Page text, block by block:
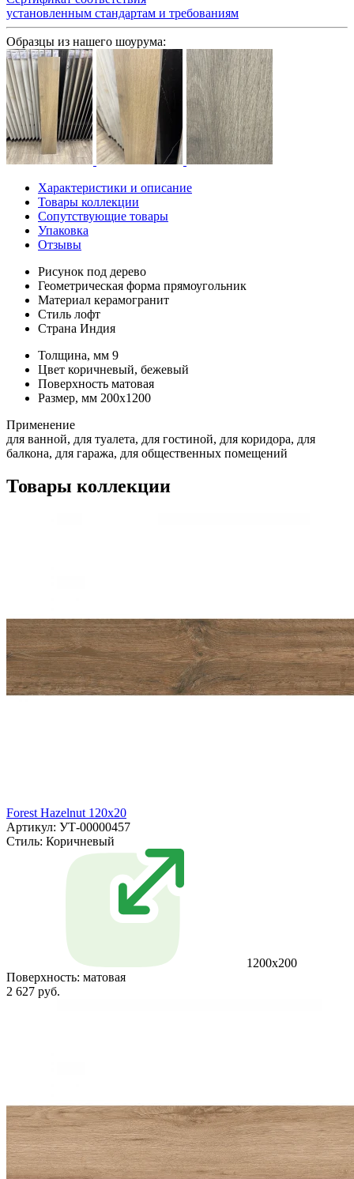
установленным стандартам и требованиям
Образцы из нашего шоурума:
Характеристики и описание
Товары коллекции
Сопутствующие товары
Упаковка
Отзывы
Рисунок под дерево
Геометрическая форма прямоугольник
Материал керамогранит
Стиль лофт
Страна Индия
Толщина, мм 9
Цвет коричневый, бежевый
Поверхность матовая
Размер, мм 200x1200
Применение
для ванной, для туалета, для гостиной, для коридора, для
балкона, для гаража, для общественных помещений
Товары коллекции
Forest Hazelnut 120x20
Артикул: УТ-00000457
Стиль: Коричневый
1200x200
Поверхность: матовая
2 627 руб.